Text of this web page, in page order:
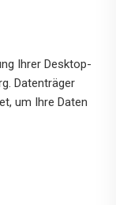
Ihrer Desktop-
Datenträger
um Ihre Daten